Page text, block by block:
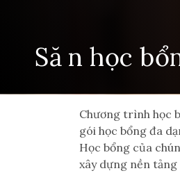
Să n học
Chương trình học
gói học bổng đa
Học bổng của
xây dựng nền